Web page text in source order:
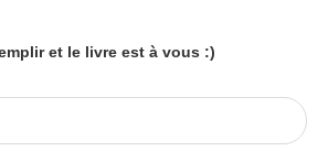
RESSOURCES
OBTENIR UNE DÉMO
et le livre est à vous :)